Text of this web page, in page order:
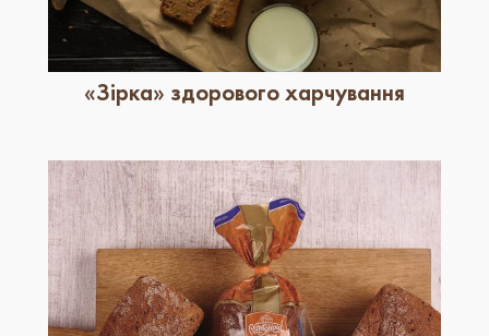
«Зірка» здорового харчування